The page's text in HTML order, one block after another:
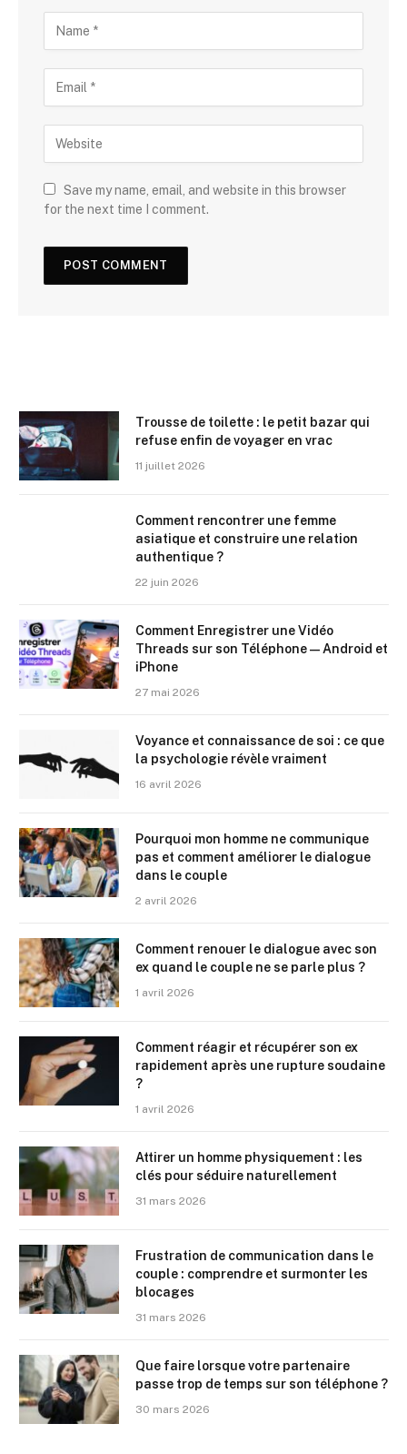
Save my name, email, and website in this browser
for the next time I comment.
Trousse de toilette : le petit bazar qui
refuse enfin de voyager en vrac
11 juillet 2026
Comment rencontrer une femme
asiatique et construire une relation
authentique ?
22 juin 2026
Comment Enregistrer une Vidéo
Threads sur son Téléphone — Android et
iPhone
27 mai 2026
Voyance et connaissance de soi : ce que
la psychologie révèle vraiment
16 avril 2026
Pourquoi mon homme ne communique
pas et comment améliorer le dialogue
dans le couple
2 avril 2026
Comment renouer le dialogue avec son
ex quand le couple ne se parle plus ?
1 avril 2026
Comment réagir et récupérer son ex
rapidement après une rupture soudaine
?
1 avril 2026
Attirer un homme physiquement : les
clés pour séduire naturellement
31 mars 2026
Frustration de communication dans le
couple : comprendre et surmonter les
blocages
31 mars 2026
Que faire lorsque votre partenaire
passe trop de temps sur son téléphone ?
30 mars 2026